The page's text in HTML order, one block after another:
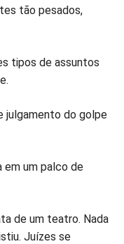
tão pesados,
tipos de assuntos
julgamento do golpe
em um palco de
de um teatro. Nada
Juízes se